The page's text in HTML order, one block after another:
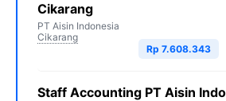
Cikarang
PT Aisin Indonesia
Cikarang
Rp 7.608.343
Staff Accounting PT Aisin